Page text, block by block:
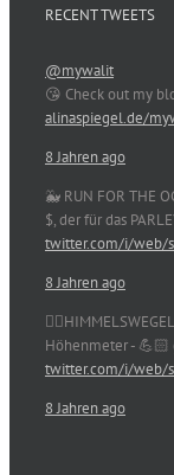
RECENT TWEETS
@mywalit
😘 Check out my
alinaspiegel.de/
8 Jahren ago
🐳 RUN FOR THE
$, der für das
twitter.com/i/web/
8 Jahren ago
Höhenmeter -
twitter.com/i/web/
8 Jahren ago